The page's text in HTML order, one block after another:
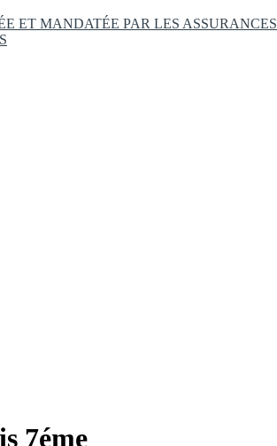
ET MANDATÉE PAR LES ASSURANCES
7éme